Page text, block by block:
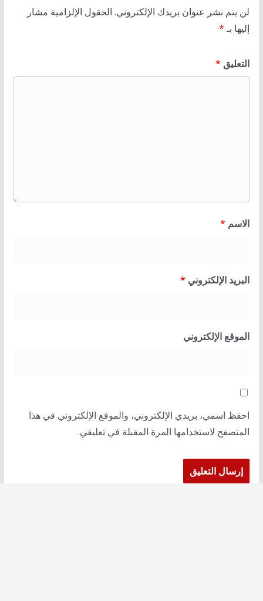
لن يتم نشر عنوان بريدك الإلكتروني. الحقول الإلزامية مشار
إليها بـ*
التعليق *
الاسم *
البريد الإلكتروني *
الموقع الإلكتروني
احفظ اسمي، بريدي الإلكتروني، والموقع الإلكتروني في هذا
المتصفح لاستخدامها المرة المقبلة في تعليقي.